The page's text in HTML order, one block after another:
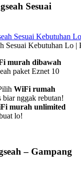
Sesuai
Sesuai Kebutuhan Lo |
murah dibawah
paket Eznet 10
WiFi rumah
biar nggak rebutan!
murah unlimited
lo!
– Gampang